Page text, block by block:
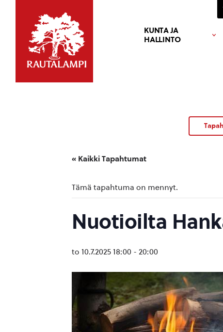
KUNTA JA
HALLINTO
« Kaikki Tapahtumat
Tämä tapahtuma on mennyt.
Nuotioilta
to 10.7.2025 18:00 - 20:00